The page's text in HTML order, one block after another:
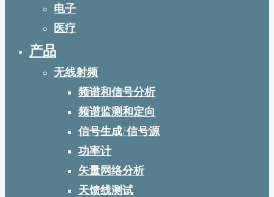
电子
医疗
产品
无线射频
频谱和信号分析
频谱监测和定向
信号生成/信号源
功率计
矢量网络分析
天馈线测试